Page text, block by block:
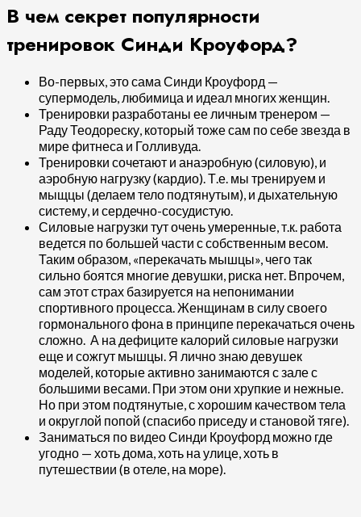
В чем секрет популярности
тренировок Синди Кроуфорд?
Во-первых, это сама Синди Кроуфорд —
супермодель, любимица и идеал многих женщин.
Тренировки разработаны ее личным тренером —
Раду Теодореску, который тоже сам по себе звезда в
мире фитнеса и Голливуда.
Тренировки сочетают и анаэробную (силовую), и
аэробную нагрузку (кардио). Т.е. мы тренируем и
мыщцы (делаем тело подтянутым), и дыхательную
систему, и сердечно-сосудистую.
Силовые нагрузки тут очень умеренные, т.к. работа
ведется по большей части с собственным весом.
Таким образом, «перекачать мышцы», чего так
сильно боятся многие девушки, риска нет. Впрочем,
сам этот страх базируется на непонимании
спортивного процесса. Женщинам в силу своего
гормонального фона в принципе перекачаться очень
сложно. А на дефиците калорий силовые нагрузки
еще и сожгут мышцы. Я лично знаю девушек
моделей, которые активно занимаются с зале с
большими весами. При этом они хрупкие и нежные.
Но при этом подтянутые, с хорошим качеством тела
и округлой попой (спасибо приседу и становой тяге).
Заниматься по видео Синди Кроуфорд можно где
угодно — хоть дома, хоть на улице, хоть в
путешествии (в отеле, на море).